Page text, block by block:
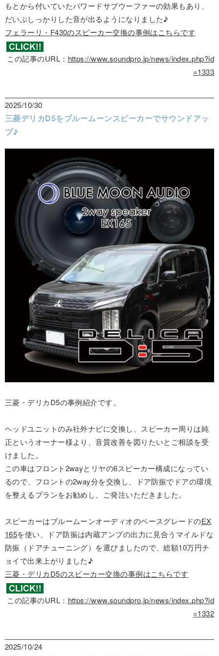
もとから付いていたパワードサブウーファーの効果もあり、
だいぶしっかりした音が出るようになりました♪
フェラーリ・F430のスピーカー交換の事例はこちらです
この記事のURL： https://www.soundpro.jp/news/index.php?id
=1333
2025/10/30
三菱デリカD5をブルームーンスピーカーでサウンドアッ
プ♪
三菱・デリカD5の事例紹介です。
ヘッドユニットのみ社外ナビに交換し、スピーカー周りは純
正というオーナー様より、音質改善を図りたいとご相談を受
けました。
この車はフロント2wayとリヤの6スピーカー構成になってい
るので、フロントの2way分を交換し、ドア防振でドアの環境
を整えるプランをお勧めし、ご発注いただきました。
スピーカーはブルームーンオーディオのベースグレードのEX
165を使い、ドア防振は内蔵アンプの出力に見合うマイルドな
防振（ドアチューニング）を選びましたので、総額10万円チ
ョイで出来上がりました♪
三菱・デリカD5のスピーカー交換の事例はこちらです
この記事のURL： https://www.soundpro.jp/news/index.php?id
=1332
2025/10/24